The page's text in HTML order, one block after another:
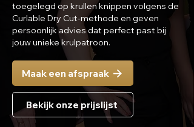
toegelegd op krullen knippen volgens de
Curlable Dry Cut-methode en geven
persoonlijk advies dat perfect past bij
jouw unieke krulpatroon.
Maak een afspraak
Bekijk onze prijslijst